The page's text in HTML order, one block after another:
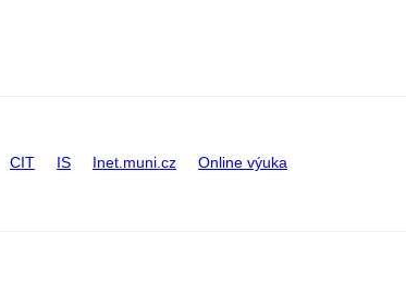
CIT IS Inet.muni.cz Online výuka